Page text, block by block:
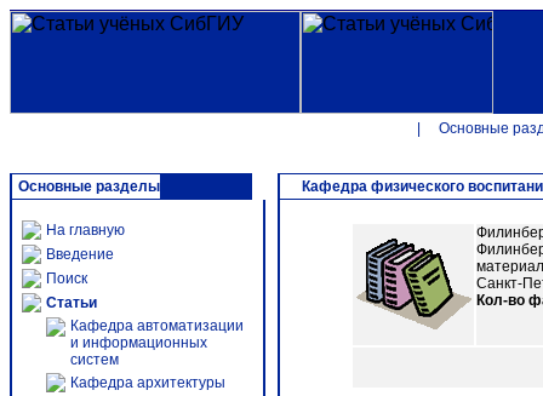
Основные
Основные разделы
На главную
Введение
Поиск
Статьи
Кафедра автоматизации
и информационных
систем
Кафедра архитектуры
Кафедра физического
Санкт-
Кол-во